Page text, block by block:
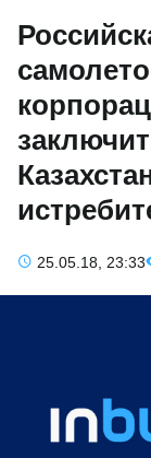
25.05.18, 23:33